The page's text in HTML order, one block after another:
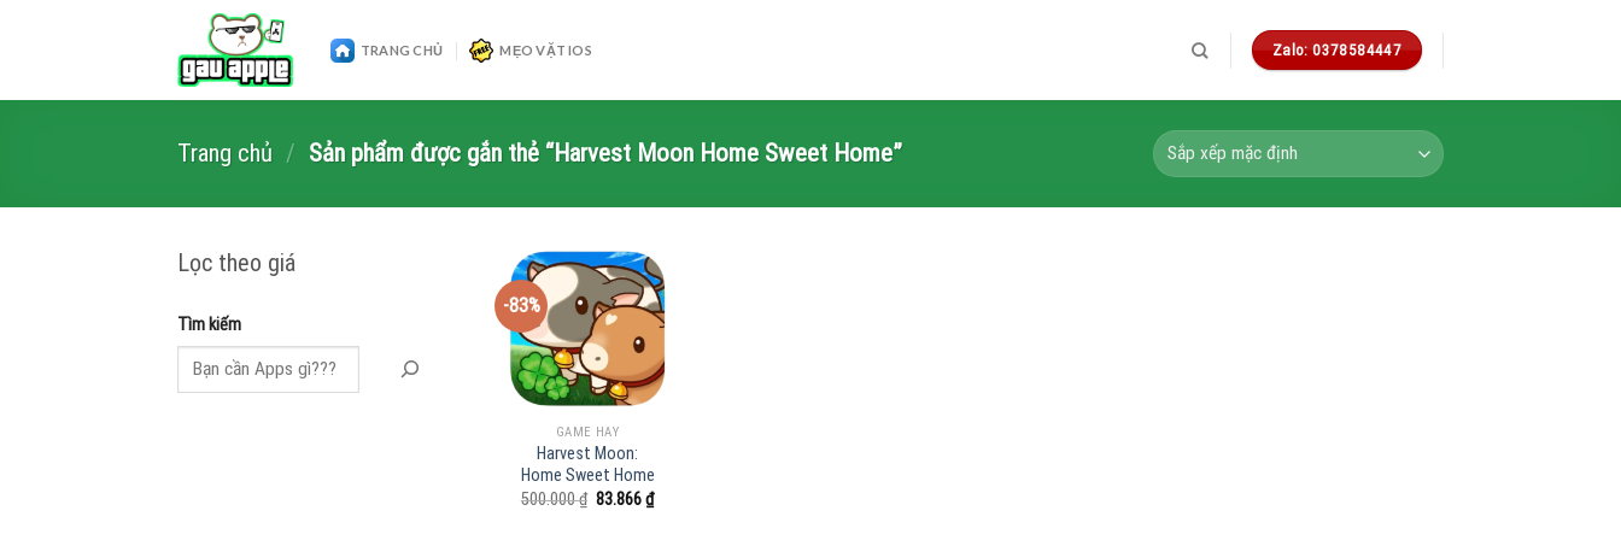
TRANG CHỦ MẸO VẶT IOS Zalo: 0378584447
Trang chủ / Sản phẩm được gắn thẻ “Harvest Moon Home Sweet Home”
Lọc theo giá
Tìm kiếm
-83%
GAME HAY
Harvest Moon:
Home Sweet Home
500.000₫ Giá
83.866₫Giá
hiện